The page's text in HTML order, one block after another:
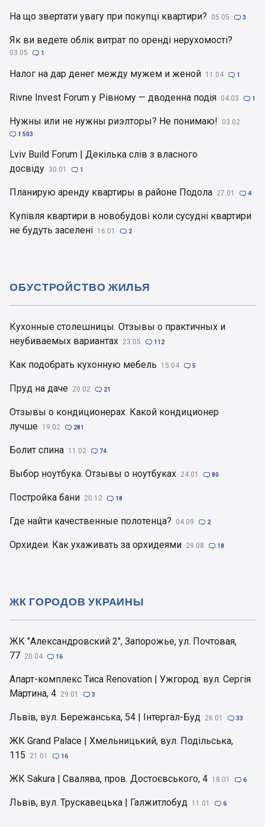
На що звертати увагу при покупці квартири? 05.05  3
Як ви ведете облік витрат по оренді нерухомості?
03.05  1
Налог на дар денег между мужем и женой 11.04  1
Rivne Invest Forum у Рівному — дводенна подія 04.03  1
Нужны или не нужны риэлторы? Не понимаю! 03.02
 1 503
Lviv Build Forum | Декілька слів з власного
досвіду 30.01  1
Планирую аренду квартиры в районе Подола 27.01  4
Купівля квартири в новобудові коли сусудні квартири
не будуть заселені 16.01  2
Кухонные столешницы. Отзывы о практичных и
неубиваемых вариантах 23.05  112
Как подобрать кухонную мебель 15.04  5
Пруд на даче 20.02  21
Отзывы о кондиционерах. Какой кондиционер
лучше 19.02  281
Болит спина 11.02  74
Выбор ноутбука. Отзывы о ноутбуках 24.01  80
Постройка бани 20.12  18
Где найти качественные полотенца? 04.09  2
Орхидеи. Как ухаживать за орхидеями 29.08  18
ОБУСТРОЙСТВО ЖИЛЬЯ
ЖК "Александровский 2", Запорожье, ул. Почтовая,
77 20.04  16
Апарт-комплекс Тиса Renovation | Ужгород. вул. Сергія
Мартина, 4 29.01  3
Львів, вул. Бережанська, 54 | Інтергал-Буд 26.01  33
ЖК Grand Palace | Хмельницький, вул. Подільська,
115
21.01  16
ЖК Sakura | Свалява, пров. Достоєвського, 4 18.01  6
Львів, вул. Трускавецька | Галжитлобуд 11.01  6
ЖК ГОРОДОВ УКРАИНЫ